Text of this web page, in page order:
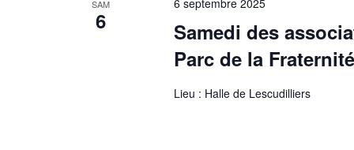
SAM
6
Samedi des
Parc de la Fraternité
6 septembre 2025
Lieu : Halle de Lescudilliers